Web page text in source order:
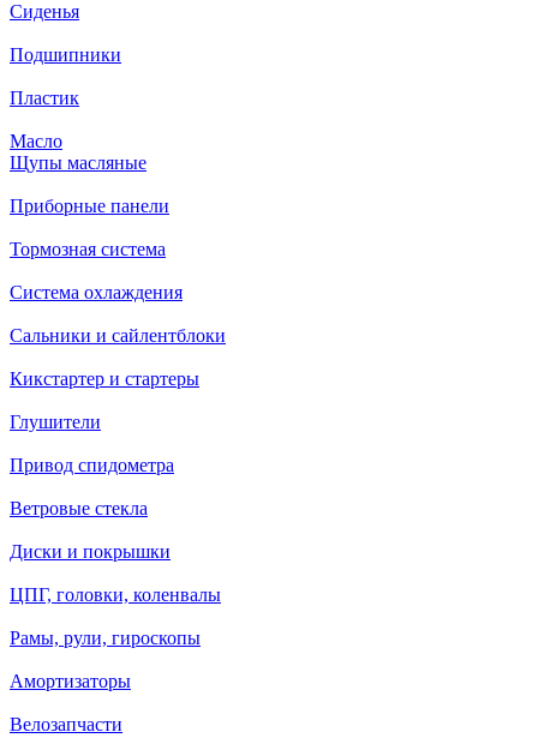
Сиденья
Подшипники
Пластик
Масло
Щупы масляные
Приборные панели
Тормозная система
Система охлаждения
Сальники и сайлентблоки
Кикстартер и стартеры
Глушители
Привод спидометра
Ветровые стекла
Диски и покрышки
ЦПГ, головки, коленвалы
Рамы, рули, гироскопы
Амортизаторы
Велозапчасти